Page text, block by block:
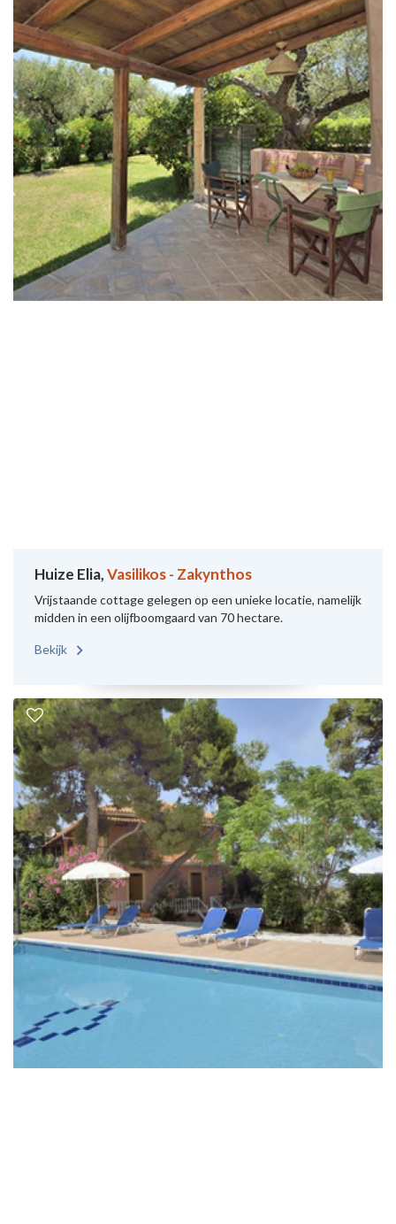
Huize Elia,Vasilikos - Zakynthos
Vrijstaande cottage gelegen op een unieke locatie, namelijk
midden in een olijfboomgaard van 70 hectare.
Bekijk